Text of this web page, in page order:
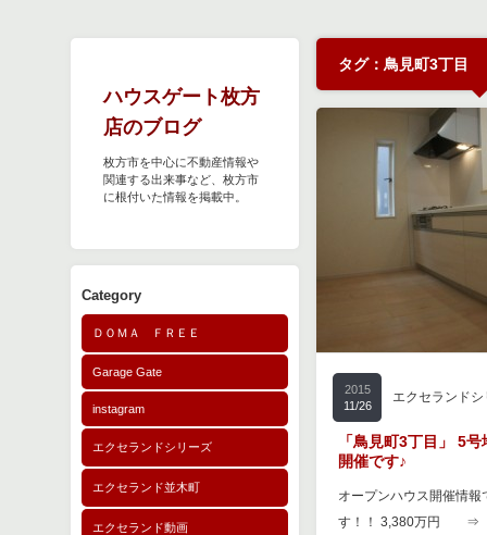
ハウスゲート枚方
店のブログ
枚方市を中心に不動産情報や
関連する出来事など、枚方市
に根付いた情報を掲載中。
Category
ＤＯＭＡ ＦＲＥＥ
Garage Gate
instagram
エクセランドシリーズ
エクセランド並木町
エクセランド動画
タグ：鳥見町3丁目
2015
11/26
エクセランドシ
「鳥見町3丁目」 5
開催です♪
オープンハウス開催情
す！！ 3,380万円